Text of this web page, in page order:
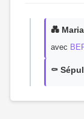
💑
avec
⚰️